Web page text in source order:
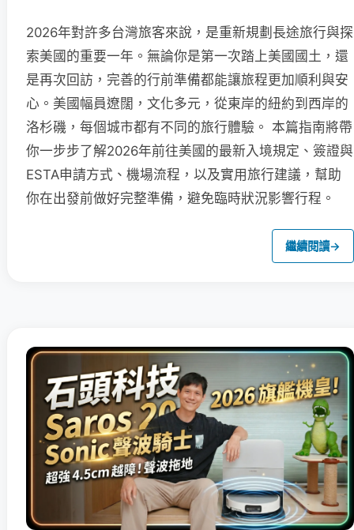
2026年對許多台灣旅客來說，是重新規劃長途旅行與探
索美國的重要一年。無論你是第一次踏上美國國土，還
是再次回訪，完善的行前準備都能讓旅程更加順利與安
心。美國幅員遼闊，文化多元，從東岸的紐約到西岸的
洛杉磯，每個城市都有不同的旅行體驗。 本篇指南將帶
你一步步了解2026年前往美國的最新入境規定、簽證與
ESTA申請方式、機場流程，以及實用旅行建議，幫助
你在出發前做好完整準備，避免臨時狀況影響行程。
繼續閱讀→